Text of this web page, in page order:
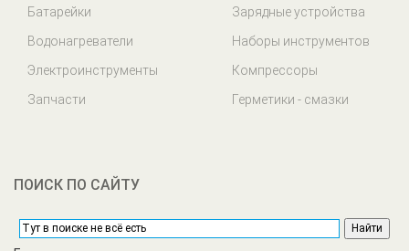
Батарейки
Водонагреватели
Электроинструменты
Запчасти
Зарядные устройства
Наборы инструментов
Компрессоры
Герметики - смазки
ПОИСК ПО САЙТУ